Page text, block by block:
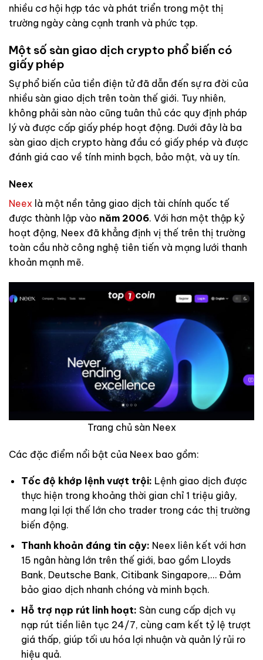
nhiều cơ hội hợp tác và phát triển trong một thị
trường ngày càng cạnh tranh và phức tạp.
Một số sàn giao dịch crypto phổ biến có
giấy phép
Sự phổ biến của tiền điện tử đã dẫn đến sự ra đời của
nhiều sàn giao dịch trên toàn thế giới. Tuy nhiên,
không phải sàn nào cũng tuân thủ các quy định pháp
lý và được cấp giấy phép hoạt động. Dưới đây là ba
sàn giao dịch crypto hàng đầu có giấy phép và được
đánh giá cao về tính minh bạch, bảo mật, và uy tín.
Neex
Neex là một nền tảng giao dịch tài chính quốc tế
được thành lập vào năm 2006. Với hơn một thập kỷ
hoạt động, Neex đã khẳng định vị thế trên thị trường
toàn cầu nhờ công nghệ tiên tiến và mạng lưới thanh
khoản mạnh mẽ.
Trang chủ sàn Neex
Các đặc điểm nổi bật của Neex bao gồm:
Tốc độ khớp lệnh vượt trội: Lệnh giao dịch được
thực hiện trong khoảng thời gian chỉ 1 triệu giây,
mang lại lợi thế lớn cho trader trong các thị trường
biến động.
Thanh khoản đáng tin cậy: Neex liên kết với hơn
15 ngân hàng lớn trên thế giới, bao gồm Lloyds
Bank, Deutsche Bank, Citibank Singapore,… Đảm
bảo giao dịch nhanh chóng và minh bạch.
Hỗ trợ nạp rút linh hoạt: Sàn cung cấp dịch vụ
nạp rút tiền liên tục 24/7, cùng cam kết tỷ lệ trượt
giá thấp, giúp tối ưu hóa lợi nhuận và quản lý rủi ro
hiệu quả.